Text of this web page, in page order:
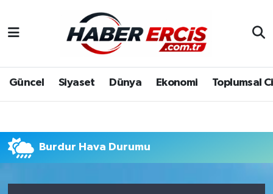
Güncel Siyaset Dünya Ekonomi Toplumsal
Burdur Hava Durumu